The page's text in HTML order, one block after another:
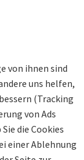
von ihnen sind
uns helfen,
(Tracking
von Ads
die Cookies
einer Ablehnung